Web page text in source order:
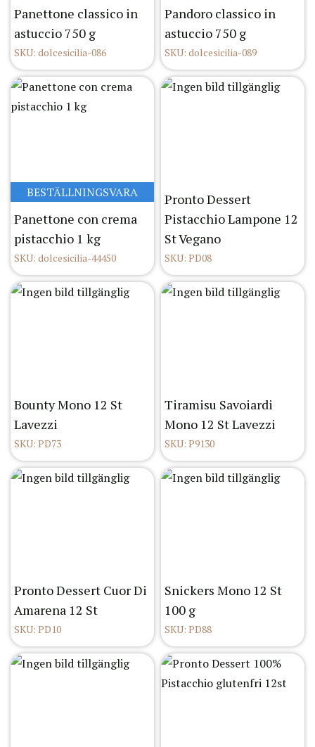
Panettone classico in
astuccio 750 g
SKU: dolcesicilia-086
Pandoro classico in
astuccio 750 g
SKU: dolcesicilia-089
BESTÄLLNINGSVARA
Panettone con crema
pistacchio 1 kg
SKU: dolcesicilia-44450
Pronto Dessert
Pistacchio Lampone 12
St Vegano
SKU: PD08
Bounty Mono 12 St
Lavezzi
SKU: PD73
Tiramisu Savoiardi
Mono 12 St Lavezzi
SKU: P9130
Pronto Dessert Cuor Di
Amarena 12 St
SKU: PD10
Snickers Mono 12 St
100 g
SKU: PD88